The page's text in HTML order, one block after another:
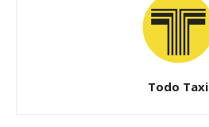
Todo Taxi